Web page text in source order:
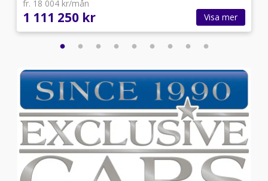
fr. 18 004 kr/mån
1 111 250 kr Visa mer